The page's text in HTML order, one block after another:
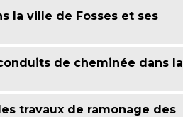
la ville de Fosses et ses
de cheminée dans la
travaux de ramonage des